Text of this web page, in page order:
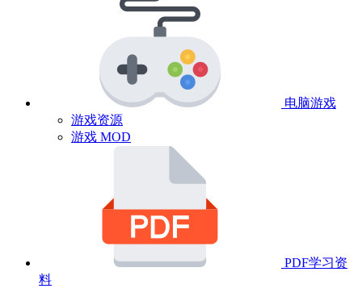
电脑游戏
游戏资源
游戏 MOD
PDF学习资
料